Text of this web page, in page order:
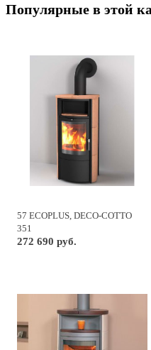
Популярные в этой
57 ECOPLUS, DECO-COTTO
351
272 690 руб.